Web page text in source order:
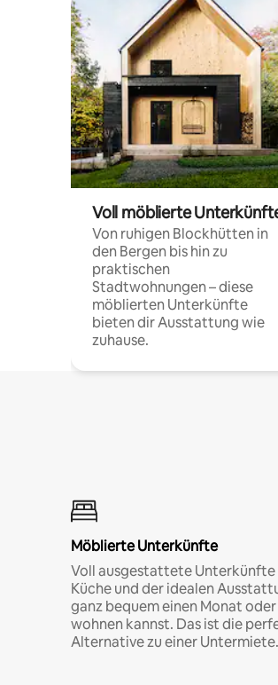
Voll möblierte
Von ruhigen Blockhütten in
den Bergen bis hin zu
praktischen
Stadtwohnungen – diese
möblierten Unterkünfte
bieten dir Ausstattung wie
zuhause.
Möblierte Unterkünfte
Voll ausgestattete Unterkünfte
Küche und der idealen
ganz bequem einen Monat
wohnen kannst. Das ist die
Alternative zu einer Untermiete.